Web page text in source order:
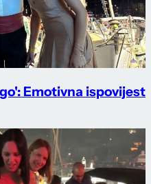
Emotivna ispovijest